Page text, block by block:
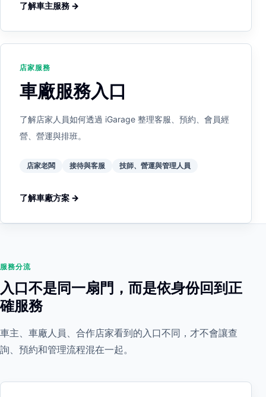
了解車主服務 →
店家服務
車廠服務入口
了解店家人員如何透過 iGarage 整理客服、預約、會員經
營、營運與排班。
店家老闆 接待與客服 技師、營運與管理人員
了解車廠方案 →
服務分流
入口不是同一扇門，而是依身份回到正
確服務
車主、車廠人員、合作店家看到的入口不同，才不會讓查
詢、預約和管理流程混在一起。